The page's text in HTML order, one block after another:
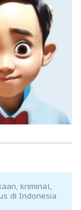
kriminal,
di Indonesia